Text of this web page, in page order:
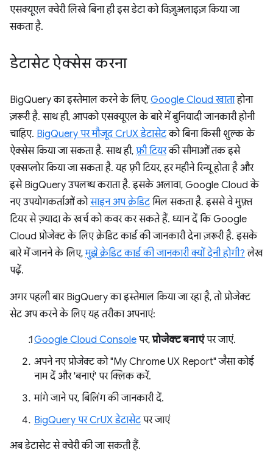
एसक्यूएल क्वेरी लिखे बिना ही इस डेटा को विज़ुअलाइज़ किया जा
सकता है.
डेटासेट ऐक्सेस करना
BigQuery का इस्तेमाल करने के लिए, Google Cloud खाताहोना
ज़रूरी है. साथ ही, आपको एसक्यूएल के बारे में बुनियादी जानकारी होनी
चाहिए. BigQuery पर मौजूद CrUX डेटासेटको बिना किसी शुल्क के
ऐक्सेस किया जा सकता है. साथ ही, फ़्री टियरकी सीमाओं तक इसे
एक्सप्लोर किया जा सकता है. यह फ़्री टियर, हर महीने रिन्यू होता है और
इसे BigQuery उपलब्ध कराता है. इसके अलावा, Google Cloud के
नए उपयोगकर्ताओं कोसाइन अप क्रेडिटमिल सकता है. इससे वे मुफ़्त
टियर से ज़्यादा के खर्च को कवर कर सकते हैं. ध्यान दें कि Google
Cloud प्रोजेक्ट के लिए क्रेडिट कार्ड की जानकारी देना ज़रूरी है. इसके
बारे में जानने के लिए,मुझे क्रेडिट कार्ड की जानकारी क्यों देनी होगी? लेख
पढ़ें.
अगर पहली बार BigQuery का इस्तेमाल किया जा रहा है, तो प्रोजेक्ट
सेट अप करने के लिए यह तरीका अपनाएं:
Google Cloud Console पर,प्रोजेक्ट बनाएंपर जाएं.
अपने नए प्रोजेक्ट को "My Chrome UX Report" जैसा कोई
नाम दें और 'बनाएं' पर क्लिक करें.
मांगे जाने पर, बिलिंग की जानकारी दें.
BigQuery पर CrUX डेटासेटपर जाएं
अब डेटासेट से क्वेरी की जा सकती हैं.